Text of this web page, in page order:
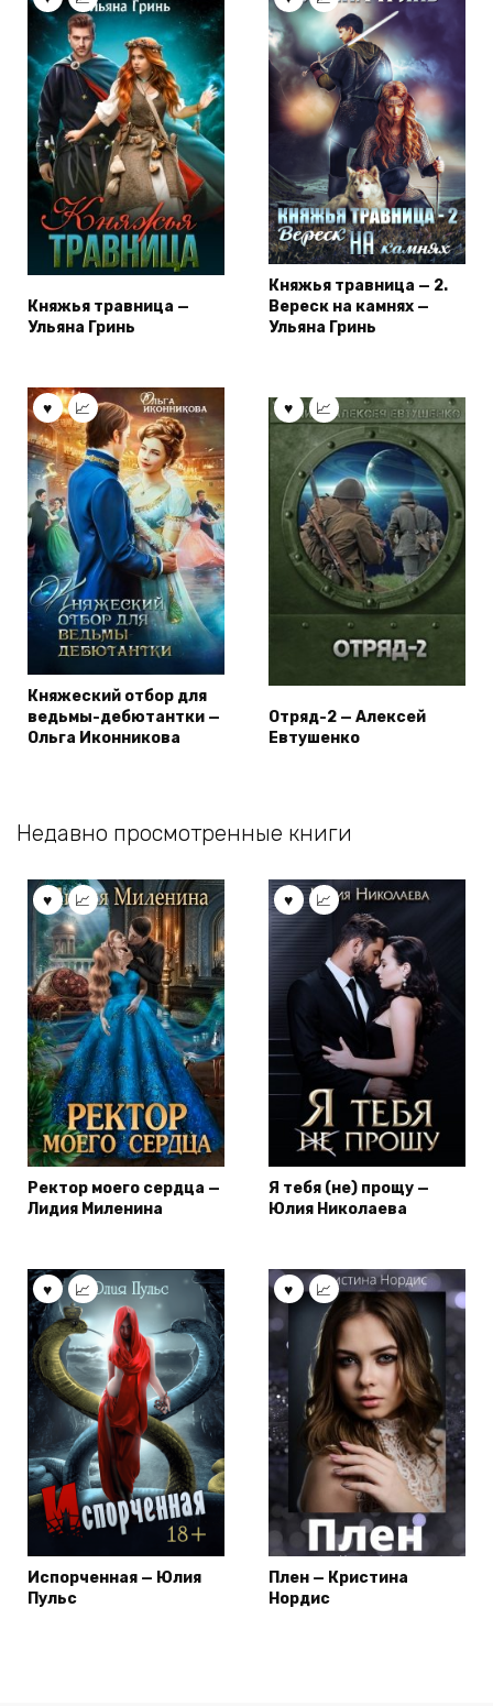
Княжья травница —
Ульяна Гринь
Княжья травница — 2.
Вереск на камнях —
Ульяна Гринь
Княжеский отбор для
ведьмы-дебютантки —
Ольга Иконникова
Отряд-2 — Алексей
Евтушенко
Недавно просмотренные книги
Ректор моего сердца —
Лидия Миленина
Я тебя (не) прощу —
Юлия Николаева
Испорченная — Юлия
Пульс
Плен — Кристина
Нордис